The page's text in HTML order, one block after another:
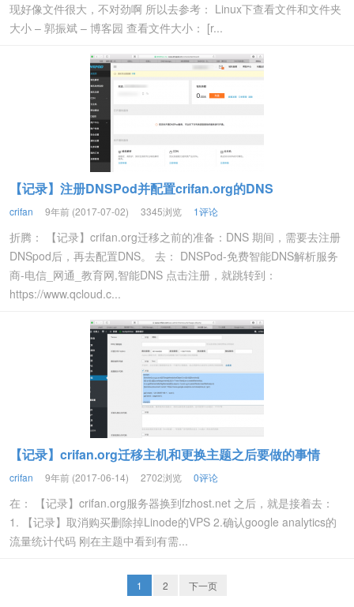
现好像文件很大，不对劲啊 所以去参考： Linux下查看文件和文件夹
大小 – 郭振斌 – 博客园 查看文件大小： [r...
【记录】注册DNSPod并配置crifan.org的DNS
crifan 9年前 (2017-07-02) 3345浏览 1评论
折腾： 【记录】crifan.org迁移之前的准备：DNS 期间，需要去注册
DNSpod后，再去配置DNS。 去： DNSPod-免费智能DNS解析服务
商-电信_网通_教育网,智能DNS 点击注册，就跳转到：
https://www.qcloud.c...
【记录】crifan.org迁移主机和更换主题之后要做的事情
crifan 9年前 (2017-06-14) 2702浏览 0评论
在： 【记录】crifan.org服务器换到fzhost.net 之后，就是接着去：
1. 【记录】取消购买删除掉Linode的VPS 2.确认google analytics的
流量统计代码 刚在主题中看到有需...
1 2 下一页